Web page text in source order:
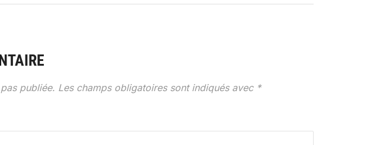
publiée. Les champs obligatoires sont indiqués avec *